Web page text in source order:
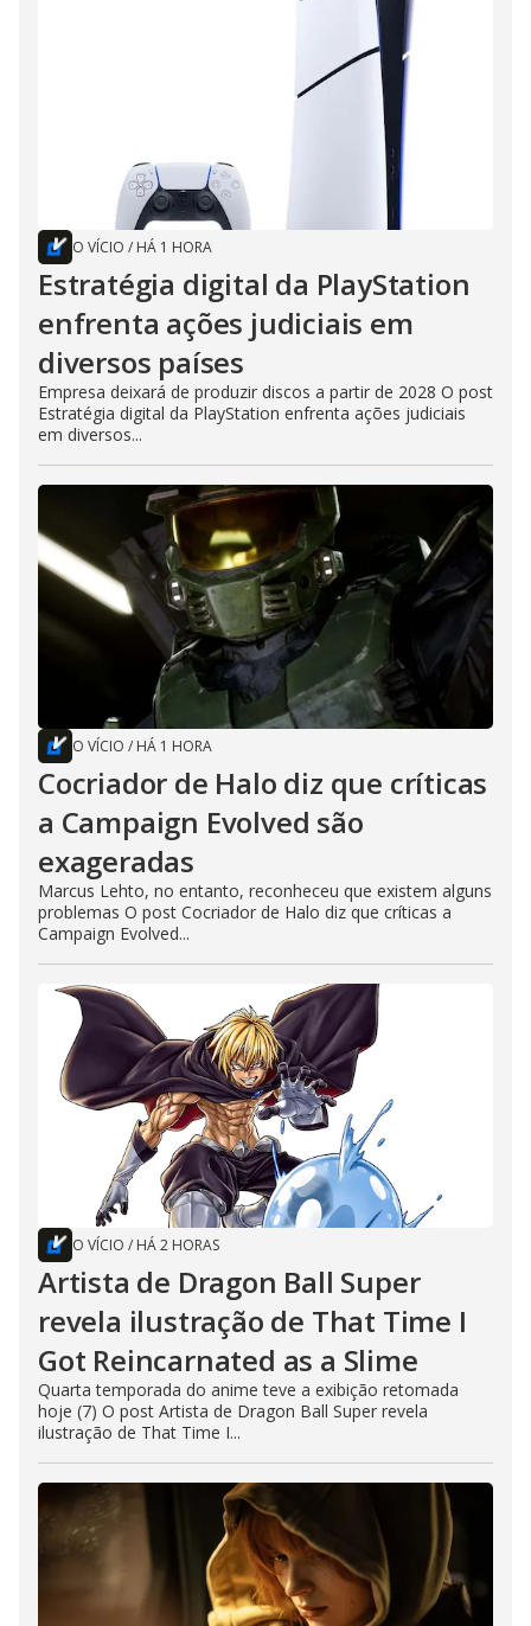
O VÍCIO / HÁ 1 HORA
Estratégia digital da PlayStation
enfrenta ações judiciais em
diversos países
Empresa deixará de produzir discos a partir de 2028 O post
Estratégia digital da PlayStation enfrenta ações judiciais
em diversos...
O VÍCIO / HÁ 1 HORA
Cocriador de Halo diz que críticas
a Campaign Evolved são
exageradas
Marcus Lehto, no entanto, reconheceu que existem alguns
problemas O post Cocriador de Halo diz que críticas a
Campaign Evolved...
O VÍCIO / HÁ 2 HORAS
Artista de Dragon Ball Super
revela ilustração de That Time I
Got Reincarnated as a Slime
Quarta temporada do anime teve a exibição retomada
hoje (7) O post Artista de Dragon Ball Super revela
ilustração de That Time I...